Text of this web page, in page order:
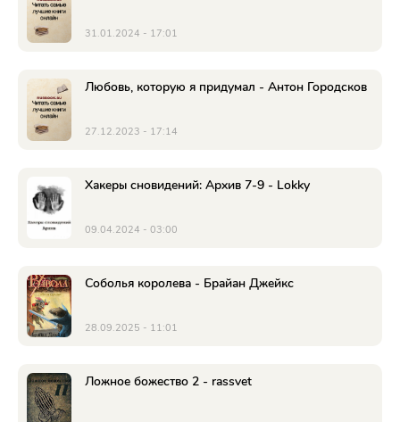
31.01.2024 - 17:01
Любовь, которую я придумал - Антон Городсков
27.12.2023 - 17:14
Хакеры сновидений: Архив 7-9 - Lokky
09.04.2024 - 03:00
Соболья королева - Брайан Джейкс
28.09.2025 - 11:01
Ложное божество 2 - rassvet